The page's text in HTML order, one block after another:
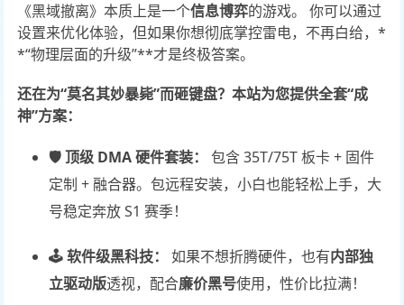
《黑域撤离》本质上是一个信息博弈的游戏。 你可以通过
设置来优化体验，但如果你想彻底掌控雷电，不再白给，*
*“物理层面的升级”**才是终极答案。
还在为“莫名其妙暴毙”而砸键盘？本站为您提供全套“成
神”方案：
🛡️ 顶级 DMA 硬件套装：
包含 35T/75T 板卡 + 固件
定制 + 融合器。包远程安装，小白也能轻松上手，大
号稳定奔放 S1 赛季！
🕹️ 软件级黑科技： 如果不想折腾硬件，也有内部独
立驱动版透视，配合廉价黑号使用，性价比拉满！